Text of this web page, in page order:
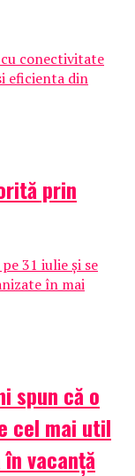
conectivitate
eficienta din
prin
31 iulie și se
în mai
spun că o
cel mai util
vacanță